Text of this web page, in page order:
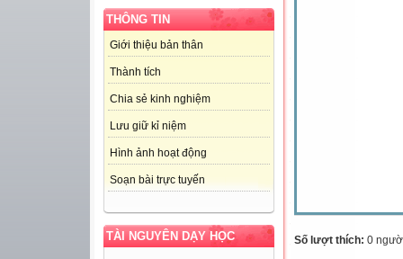
THÔNG TIN
Giới thiệu bản thân
Thành tích
Chia sẻ kinh nghiệm
Lưu giữ kỉ niệm
Hình ảnh hoạt động
Soạn bài trực tuyến
TÀI NGUYÊN DẠY HỌC Số lượt thích: 0